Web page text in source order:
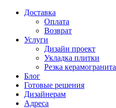
Доставка
Оплата
Возврат
Услуги
Дизайн проект
Укладка плитки
Резка керамогранита
Блог
Готовые решения
Дизайнерам
Адреса